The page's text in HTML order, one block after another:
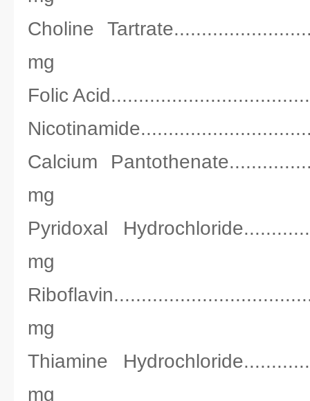
Choline
mg
Folic
Calcium
mg
Pyridoxal
mg
mg
Thiamine
mg